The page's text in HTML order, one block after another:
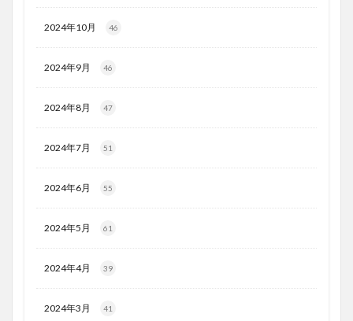
2024年10月 46
2024年9月 46
2024年8月 47
2024年7月 51
2024年6月 55
2024年5月 61
2024年4月 39
2024年3月 41